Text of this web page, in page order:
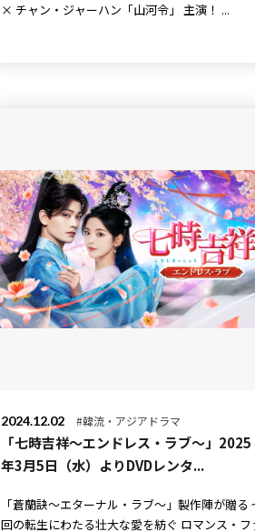
× チャン・ジャーハン「山河令」 主演！ ...
2024.12.02 #韓流・アジアドラマ
「七時吉祥～エンドレス・ラブ～」2025
年3月5日（水）よりDVDレンタ...
「蒼蘭訣～エターナル・ラブ～」製作陣が贈る 七
回の転生にわたる壮大な愛を紡ぐ ロマンス・ファ